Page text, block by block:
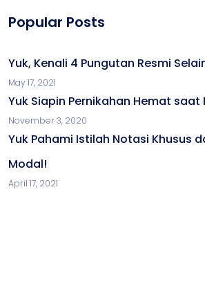
Popular Posts
Yuk, Kenali 4 Pungutan Resmi
May 17, 2021
Yuk Siapin Pernikahan Hemat saat
November 3, 2020
Yuk Pahami Istilah Notasi Khusus
Modal!
April 17, 2021